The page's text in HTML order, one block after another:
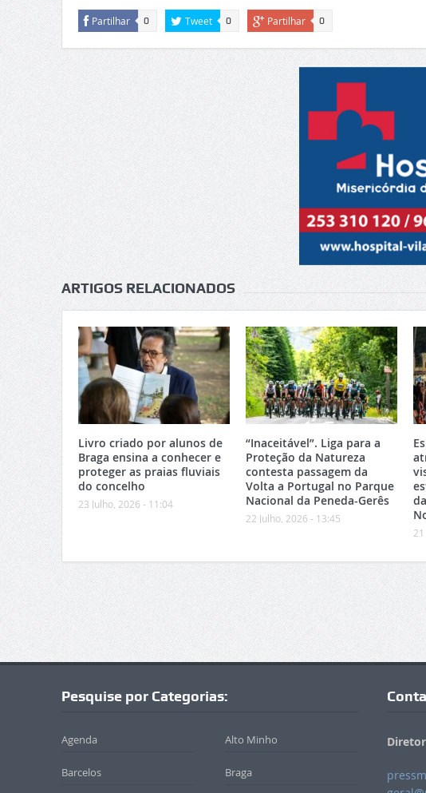
Partilhar 0 Tweet 0 Partilhar 0
ARTIGOS RELACIONADOS
Livro criado por alunos de
Braga ensina a conhecer e
proteger as praias fluviais
do concelho
23 Julho, 2026 - 11:04
“Inaceitável”. Liga para a
Proteção da Natureza
contesta passagem da
Volta a Portugal no Parque
Nacional da Peneda-Gerês
22 Julho, 2026 - 13:45
Pesquise por Categorias:
Agenda Alto Minho
Barcelos Braga